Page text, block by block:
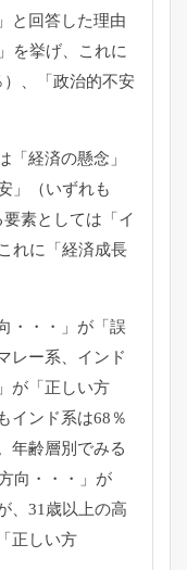
と回答した理由
を挙げ、これに
、「政治的不安
「経済の懸念」
」（いずれも
素としては「イ
これに「経済成長
・・・」が「誤
レー系、インド
が「正しい方
インド系は68％
年齢層別でみる
向・・・」 が
、31歳以上の高
正しい方